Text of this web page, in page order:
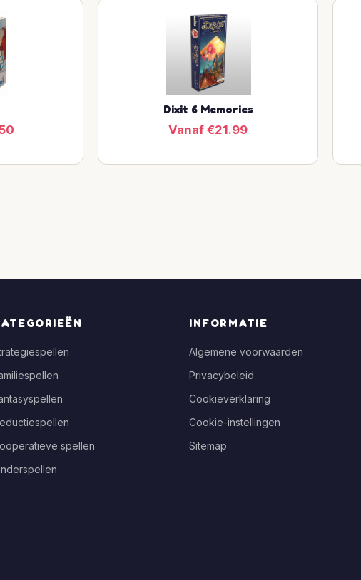
Dixit 6 Memories
Vanaf €21.99
spellen
INFORMATIE
Algemene voorwaarden
Privacybeleid
Cookieverklaring
Cookie-instellingen
Sitemap